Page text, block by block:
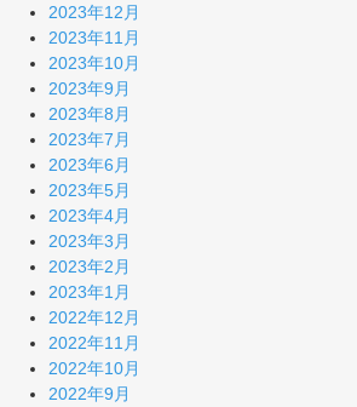
2023年12月
2023年11月
2023年10月
2023年9月
2023年8月
2023年7月
2023年6月
2023年5月
2023年4月
2023年3月
2023年2月
2023年1月
2022年12月
2022年11月
2022年10月
2022年9月